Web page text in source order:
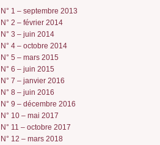
N° 1 – septembre 2013
N° 2 – février 2014
N° 3 – juin 2014
N° 4 – octobre 2014
N° 5 – mars 2015
N° 6 – juin 2015
N° 7 – janvier 2016
N° 8 – juin 2016
N° 9 – décembre 2016
N° 10 – mai 2017
N° 11 – octobre 2017
N° 12 – mars 2018